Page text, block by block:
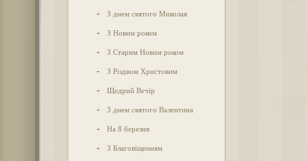
- З днем святого Миколая
- З Новим роком
- З Старим Новим роком
- З Різдвом Христовим
- Щедрий Вечір
- З днем святого Валентина
- На 8 березня
- З Благовіщенням